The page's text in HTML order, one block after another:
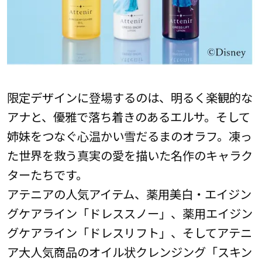
限定デザインに登場するのは、明るく楽観的な
アナと、優雅で落ち着きのあるエルサ。そして
姉妹をつなぐ心温かい雪だるまのオラフ。凍っ
た世界を救う真実の愛を描いた名作のキャラク
ターたちです。
アテニアの人気アイテム、薬用美白・エイジン
グケアライン「ドレススノー」、薬用エイジン
グケアライン「ドレスリフト」、そしてアテニ
ア大人気商品のオイル状クレンジング「スキン